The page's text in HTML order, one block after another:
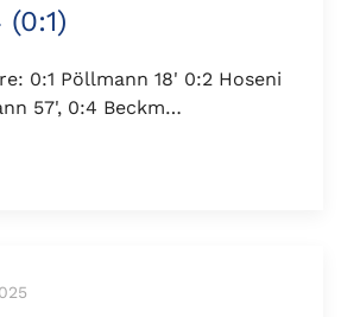
0:1 Pöllmann 18' 0:2 Hoseni
57', 0:4 Beckm…